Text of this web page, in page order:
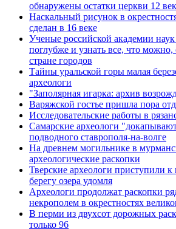
обнаружены остатки церкви 12
Наскальный рисунок в
сделан в 16 веке
Ученые российской академии
поглубже и узнать все, что
стране городов
Тайны уральской горы малая
археологи
"Заполярная игарка: архив
Варяжской гостье пришла пора
Исследовательские работы в
Самарские археологи
подводного ставрополя-на-волге
На древнем могильнике в
археологические раскопки
Тверские археологи приступили к
берегу озера удомля
Археологи продолжат раскопки
некрополем в окрестностях
В перми из двухсот дорожных
только 96